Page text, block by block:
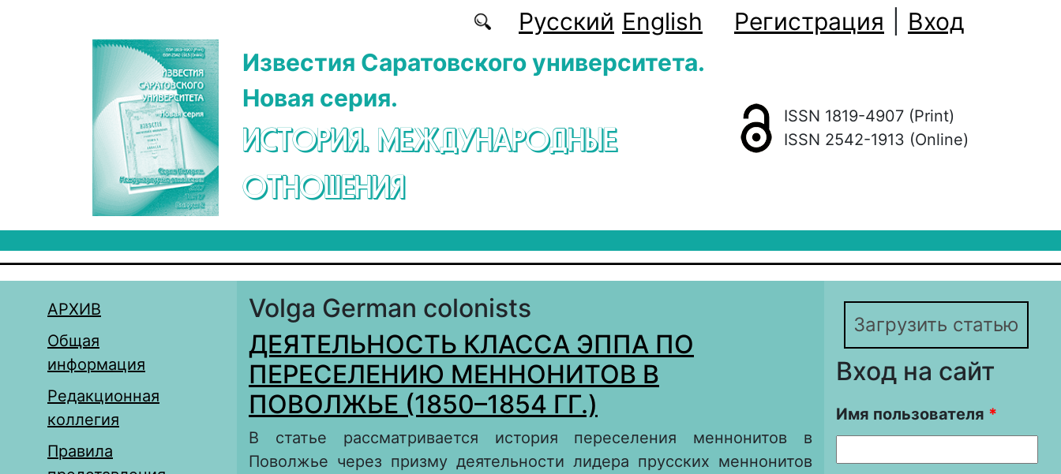
Русский English Регистрация
Вход
Известия Саратовского университета.
Новая серия.
ИСТОРИЯ. МЕЖДУНАРОДНЫЕ
ОТНОШЕНИЯ
ISSN 1819-4907 (Print)
ISSN 2542-1913 (Online)
АРХИВ
Общая
информация
Редакционная
коллегия
Правила
Volga German colonists
ДЕЯТЕЛЬНОСТЬ КЛАССА ЭППА ПО
ПЕРЕСЕЛЕНИЮ МЕННОНИТОВ В
ПОВОЛЖЬЕ (1850–1854 ГГ.)
В статье рассматривается история переселения меннонитов в
Поволжье через призму деятельности лидера прусских меннонитов
Загрузить статью
Вход на сайт
Имя пользователя *